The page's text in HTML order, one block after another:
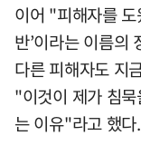
이어 "피해자를 도
반’이라는 이름의
다른 피해자도 지
"이것이 제가 침
는 이유"라고 했다.